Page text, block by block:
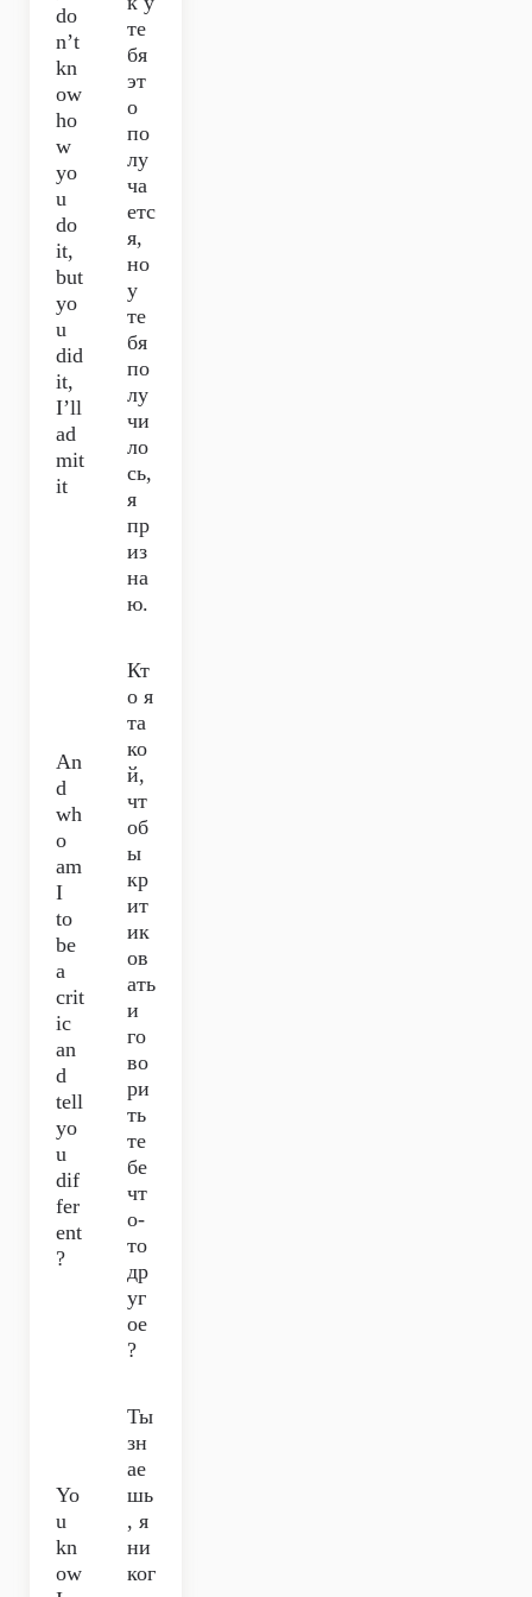
do
n’t
kn
ow
ho
w
yo
u
do
it,
but
yo
u
did
it,
I’ll
ad
mit
it
те
бя
эт
о
по
лу
ча
етс
я,
но
у
те
бя
по
лу
чи
ло
сь,
я
пр
из
на
ю.
An
d
wh
o
am
I
to
be
a
crit
ic
an
d
tell
yo
u
dif
fer
ent
?
Кт
о я
та
ко
й,
чт
об
ы
кр
ит
ик
ов
ать
и
го
во
ри
ть
те
бе
чт
о-
то
др
уг
ое
?
Yo
u
kn
ow
Ты
зн
ае
шь
, я
ни
ког